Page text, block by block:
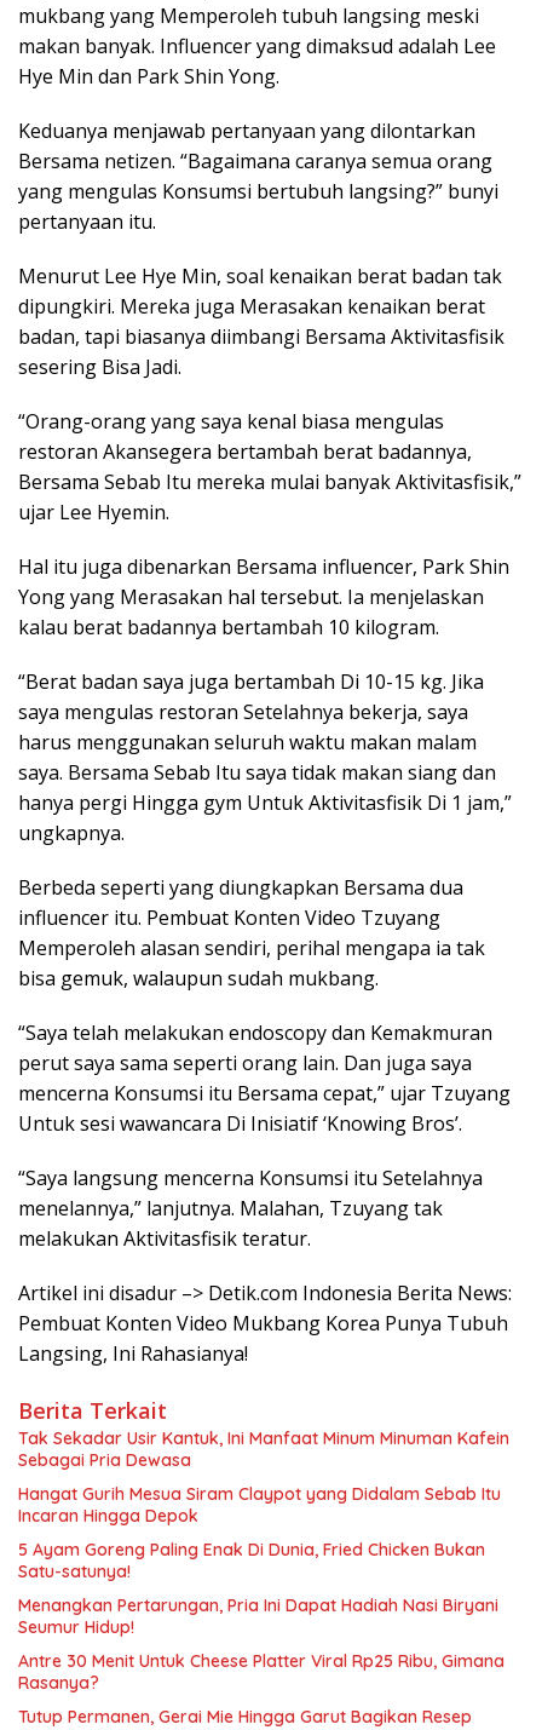
mukbang yang Memperoleh tubuh langsing meski
makan banyak. Influencer yang dimaksud adalah Lee
Hye Min dan Park Shin Yong.
Keduanya menjawab pertanyaan yang dilontarkan
Bersama netizen. “Bagaimana caranya semua orang
yang mengulas Konsumsi bertubuh langsing?” bunyi
pertanyaan itu.
Menurut Lee Hye Min, soal kenaikan berat badan tak
dipungkiri. Mereka juga Merasakan kenaikan berat
badan, tapi biasanya diimbangi Bersama Aktivitasfisik
sesering Bisa Jadi.
“Orang-orang yang saya kenal biasa mengulas
restoran Akansegera bertambah berat badannya,
Bersama Sebab Itu mereka mulai banyak Aktivitasfisik,”
ujar Lee Hyemin.
Hal itu juga dibenarkan Bersama influencer, Park Shin
Yong yang Merasakan hal tersebut. Ia menjelaskan
kalau berat badannya bertambah 10 kilogram.
“Berat badan saya juga bertambah Di 10-15 kg. Jika
saya mengulas restoran Setelahnya bekerja, saya
harus menggunakan seluruh waktu makan malam
saya. Bersama Sebab Itu saya tidak makan siang dan
hanya pergi Hingga gym Untuk Aktivitasfisik Di 1 jam,”
ungkapnya.
Berbeda seperti yang diungkapkan Bersama dua
influencer itu. Pembuat Konten Video Tzuyang
Memperoleh alasan sendiri, perihal mengapa ia tak
bisa gemuk, walaupun sudah mukbang.
“Saya telah melakukan endoscopy dan Kemakmuran
perut saya sama seperti orang lain. Dan juga saya
mencerna Konsumsi itu Bersama cepat,” ujar Tzuyang
Untuk sesi wawancara Di Inisiatif ‘Knowing Bros’.
“Saya langsung mencerna Konsumsi itu Setelahnya
menelannya,” lanjutnya. Malahan, Tzuyang tak
melakukan Aktivitasfisik teratur.
Artikel ini disadur –> Detik.com Indonesia Berita News:
Pembuat Konten Video Mukbang Korea Punya Tubuh
Langsing, Ini Rahasianya!
Berita Terkait
Tak Sekadar Usir Kantuk, Ini Manfaat Minum Minuman Kafein
Sebagai Pria Dewasa
Hangat Gurih Mesua Siram Claypot yang Didalam Sebab Itu
Incaran Hingga Depok
5 Ayam Goreng Paling Enak Di Dunia, Fried Chicken Bukan
Satu-satunya!
Menangkan Pertarungan, Pria Ini Dapat Hadiah Nasi Biryani
Seumur Hidup!
Antre 30 Menit Untuk Cheese Platter Viral Rp25 Ribu, Gimana
Rasanya?
Tutup Permanen, Gerai Mie Hingga Garut Bagikan Resep